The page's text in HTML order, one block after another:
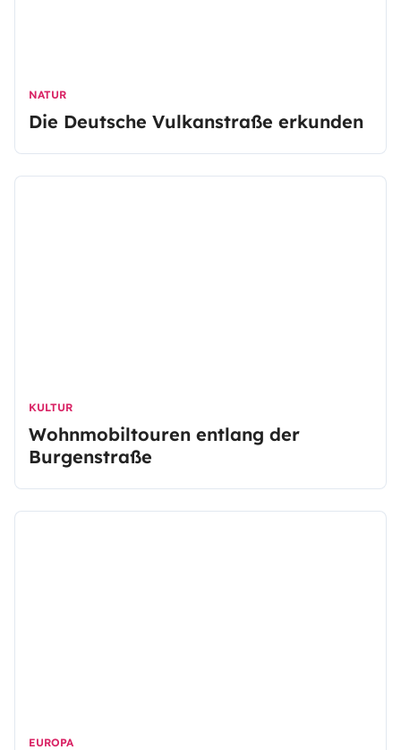
NATUR
Die Deutsche Vulkanstraße erkunden
KULTUR
Wohnmobiltouren entlang der
Burgenstraße
EUROPA